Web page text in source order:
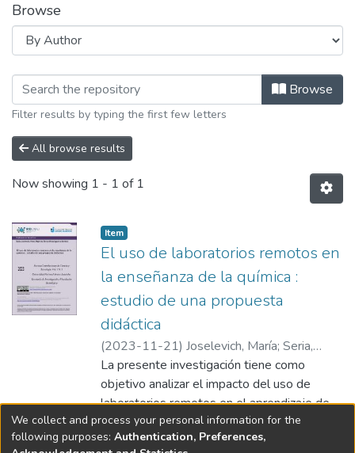
Browse
Browsing Artículos científicos (ICS)
Browse
Filter results by typing the first few letters
All browse results
Now showing 1 - 1 of 1
Item type:
Item,
El uso de laboratorios remotos en
la enseñanza de la química :
estudio de una propuesta
didáctica
(2023-11-21) Joselevich, María; Seria,
María Alejandra;Martínez, María Agustina
La presente investigación tiene como
objetivo analizar el impacto del uso de
laboratorios remotos en el aprendizaje de
contenidos de materias básicas de la
ingeniería, comparándola con el uso de
Show more
We collect and process your personal information for the
following purposes: Authentication, Preferences,